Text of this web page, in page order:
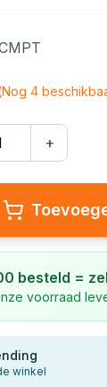
4
+
besteld =
voorraad
winkel